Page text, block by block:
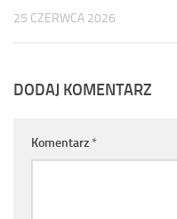
25 CZERWCA 2026
DODAJ KOMENTARZ
Komentarz *